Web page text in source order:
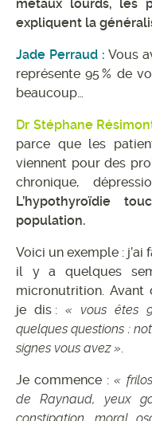
métaux lourds, les
expliquent la
Jade Perraud : Vous
représente 95 % de
beaucoup…
Dr Stéphane
parce que les
viennent pour des
chronique,
L’hypothyroïdie
population.
Voici un exemple :
il y a quelques
micronutrition. Avant
je dis :« vous êtes
quelques questions :
signes vous avez ».
Je commence :«
de Raynaud, yeux